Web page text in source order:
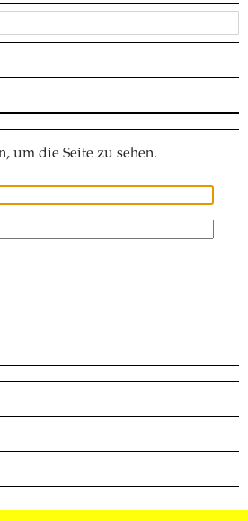
um die Seite zu sehen.